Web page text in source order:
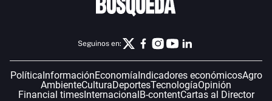
Seguinos en:
PolíticaInformaciónEconomíaIndicadores económicosAgro
AmbienteCulturaDeportesTecnologíaOpinión
Financial timesInternacionalB-contentCartas al Director